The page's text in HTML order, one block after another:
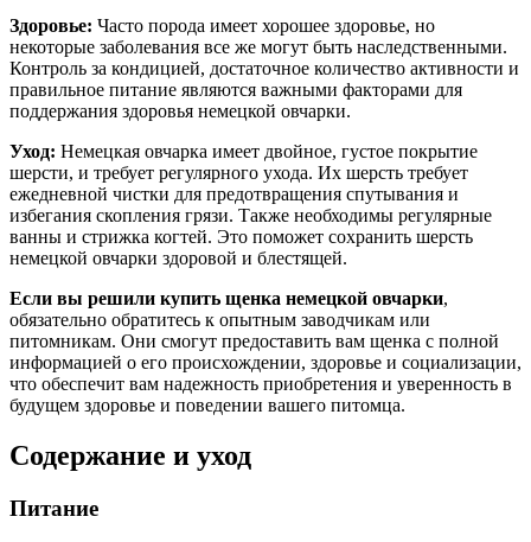
Здоровье: Часто порода имеет хорошее здоровье, но
некоторые заболевания все же могут быть наследственными.
Контроль за кондицией, достаточное количество активности и
правильное питание являются важными факторами для
поддержания здоровья немецкой овчарки.
Уход: Немецкая овчарка имеет двойное, густое покрытие
шерсти, и требует регулярного ухода. Их шерсть требует
ежедневной чистки для предотвращения спутывания и
избегания скопления грязи. Также необходимы регулярные
ванны и стрижка когтей. Это поможет сохранить шерсть
немецкой овчарки здоровой и блестящей.
Если вы решили купить щенка немецкой овчарки,
обязательно обратитесь к опытным заводчикам или
питомникам. Они смогут предоставить вам щенка с полной
информацией о его происхождении, здоровье и социализации,
что обеспечит вам надежность приобретения и уверенность в
будущем здоровье и поведении вашего питомца.
Содержание и уход
Питание